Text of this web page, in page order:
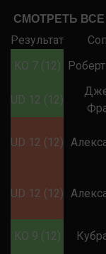
СМОТРЕТЬ
Результат
KO 7 (12)
UD 12 (12)
UD 12 (12)
UD 12 (12)
KO 9 (12)